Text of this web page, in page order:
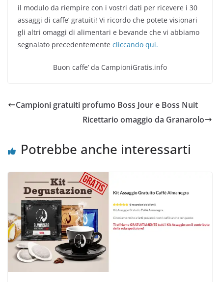
il modulo da riempire con i vostri dati per ricevere i 30
assaggi di caffe’ gratuiti! Vi ricordo che potete visionari
gli altri omaggi di alimentari e bevande che vi abbiamo
segnalato precedentemente cliccando qui.
Buon caffe’ da CampioniGratis.info
Campioni gratuiti profumo Boss Jour e Boss Nuit
Ricettario omaggio da Granarolo
Potrebbe anche interessarti